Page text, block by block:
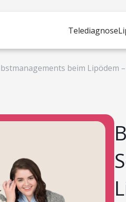
Telediagnose
beim Lipödem